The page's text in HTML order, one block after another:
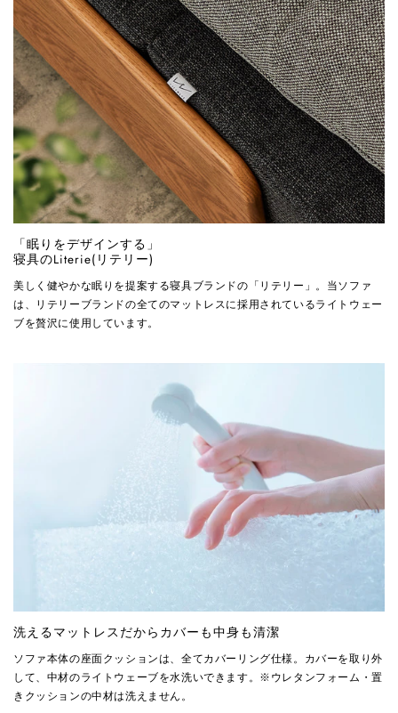
「眠りをデザインする」
寝具のLiterie(リテリー)
美しく健やかな眠りを提案する寝具ブランドの「リテリー」。当ソファ
は、リテリーブランドの全てのマットレスに採用されているライトウェー
ブを贅沢に使用しています。
洗えるマットレスだからカバーも中身も清潔
ソファ本体の座面クッションは、全てカバーリング仕様。カバーを取り外
して、中材のライトウェーブを水洗いできます。※ウレタンフォーム・置
きクッションの中材は洗えません。